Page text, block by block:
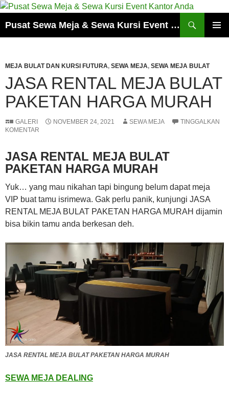
Pusat Sewa Meja & Sewa Kursi Event Kantor Anda
MEJA BULAT DAN KURSI FUTURA, SEWA MEJA, SEWA MEJA BULAT
JASA RENTAL MEJA BULAT
PAKETAN HARGA MURAH
GALERI NOVEMBER 24, 2021 SEWA MEJA
TINGGALKAN
KOMENTAR
JASA RENTAL MEJA BULAT
PAKETAN HARGA MURAH
Yuk… yang mau nikahan tapi bingung belum dapat meja
VIP buat tamu isrimewa. Gak perlu panik, kunjungi JASA
RENTAL MEJA BULAT PAKETAN HARGA MURAH dijamin
bisa bikin tamu anda berkesan deh.
JASA RENTAL MEJA BULAT PAKETAN HARGA MURAH
SEWA MEJA DEALING